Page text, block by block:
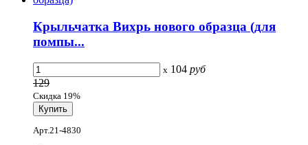
Крыльчатка Вихрь нового образца (для
помпы...
x 104 руб
129
Скидка 19%
Арт.21-4830